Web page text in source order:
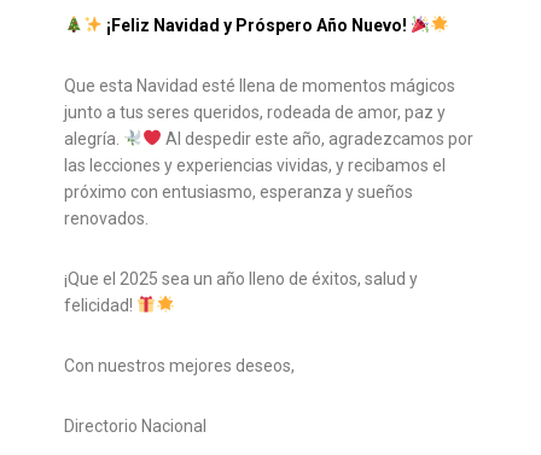
¡Feliz Navidad y Próspero Año Nuevo!
Que esta Navidad esté llena de momentos mágicos
junto a tus seres queridos, rodeada de amor, paz y
alegría.
Al despedir este año, agradezcamos por
las lecciones y experiencias vividas, y recibamos el
próximo con entusiasmo, esperanza y sueños
renovados.
¡Que el 2025 sea un año lleno de éxitos, salud y
felicidad!
Con nuestros mejores deseos,
Directorio Nacional